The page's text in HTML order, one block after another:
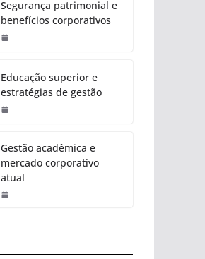
Segurança patrimonial e
benefícios corporativos
Educação superior e
estratégias de gestão
Gestão acadêmica e
mercado corporativo
atual